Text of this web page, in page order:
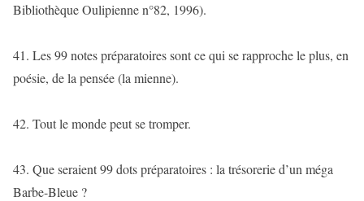
Bibliothèque Oulipienne n°82, 1996).
41. Les 99 notes préparatoires sont ce qui se rapproche le plus, en
poésie, de la pensée (la mienne).
42. Tout le monde peut se tromper.
43. Que seraient 99 dots préparatoires : la trésorerie d’un méga
Barbe-Bleue ?